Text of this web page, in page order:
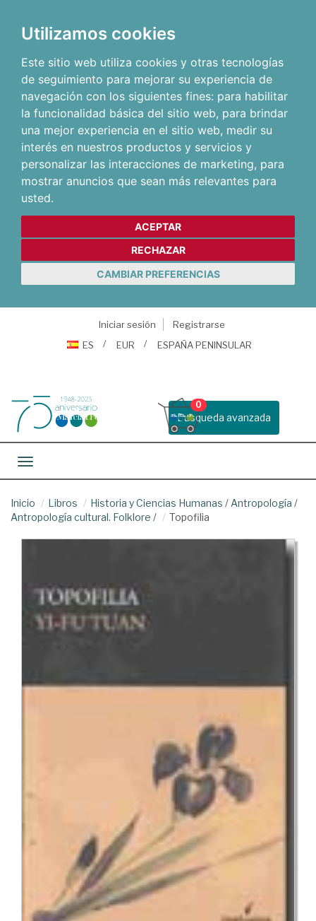
Utilizamos cookies
Este sitio web utiliza cookies y otras tecnologías
de seguimiento para mejorar su experiencia de
navegación con los siguientes fines: para habilitar
la funcionalidad básica del sitio web, para brindar
una mejor experiencia en el sitio web, medir su
interés en nuestros productos y servicios y
personalizar las interacciones de marketing, para
mostrar anuncios que sean más relevantes para
usted.
ACEPTAR
RECHAZAR
CAMBIAR PREFERENCIAS
Iniciar sesión
Registrarse
ES
EUR ESPAÑA PENINSULAR
Busqueda avanzada
0
Toggle navigation
Inicio Libros Historia y Ciencias Humanas / Antropología /
Antropología cultural. Folklore / Topofilia